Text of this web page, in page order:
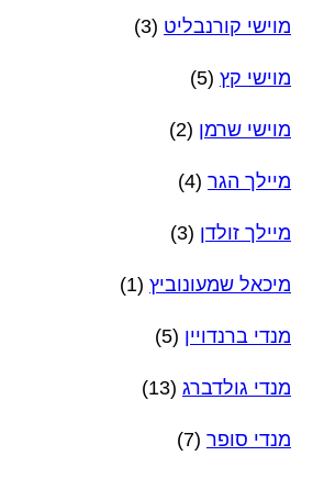
מוישי קורנבליט (3)
מוישי קץ (5)
מוישי שרמן (2)
מיילך הגר (4)
מיילך זולדן (3)
מיכאל שמעונוביץ (1)
מנדי ברנדויין (5)
מנדי גולדברג (13)
מנדי סופר (7)